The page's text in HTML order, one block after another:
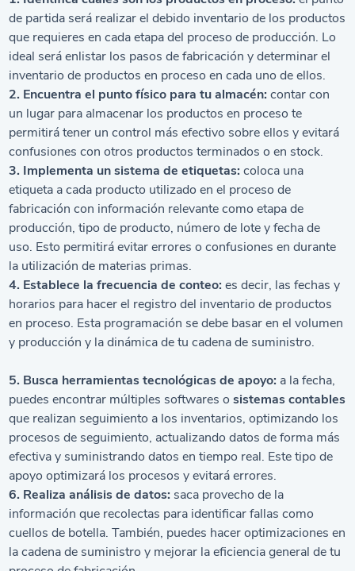
de partida será realizar el debido inventario de los productos
que requieres en cada etapa del proceso de producción. Lo
ideal será enlistar los pasos de fabricación y determinar el
inventario de productos en proceso en cada uno de ellos.
2. Encuentra el punto físico para tu almacén:contar con
un lugar para almacenar los productos en proceso te
permitirá tener un control más efectivo sobre ellos y evitará
confusiones con otros productos terminados o en stock.
3. Implementa un sistema de etiquetas:coloca una
etiqueta a cada producto utilizado en el proceso de
fabricación con información relevante como etapa de
producción, tipo de producto, número de lote y fecha de
uso. Esto permitirá evitar errores o confusiones en durante
la utilización de materias primas.
4. Establece la frecuencia de conteo: es decir, las fechas y
horarios para hacer el registro del inventario de productos
en proceso. Esta programación se debe basar en el volumen
y producción y la dinámica de tu cadena de suministro.
5. Busca herramientas tecnológicas de apoyo: a la fecha,
puedes encontrar múltiples softwares osistemas contables
que realizan seguimiento a los inventarios, optimizando los
procesos de seguimiento, actualizando datos de forma más
efectiva y suministrando datos en tiempo real. Este tipo de
apoyo optimizará los procesos y evitará errores.
6. Realiza análisis de datos: saca provecho de la
información que recolectas para identificar fallas como
cuellos de botella. También, puedes hacer optimizaciones en
la cadena de suministro y mejorar la eficiencia general de tu